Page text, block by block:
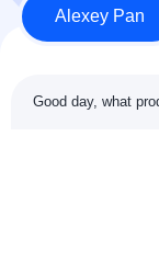
私達に連絡しなさい
Alexey Pan
Good day, what